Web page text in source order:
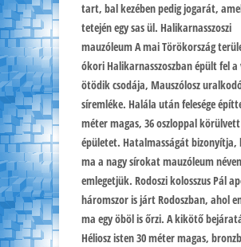
tart, bal kezében pedig jogarát,
tetején egy sas ül. Halikarnasszoszi
mauzóleum A mai Törökország
ókori Halikarnasszoszban épült fel a
ötödik csodája, Mauszólosz
síremléke. Halála után felesége
méter magas, 36 oszloppal körülvett
épületet. Hatalmasságát bizonyítja,
ma a nagy sírokat mauzóleum néven
emlegetjük. Rodoszi kolosszus Pál
háromszor is járt Rodoszban, ahol
ma egy öböl is őrzi. A kikötő
Héliosz isten 30 méter magas,